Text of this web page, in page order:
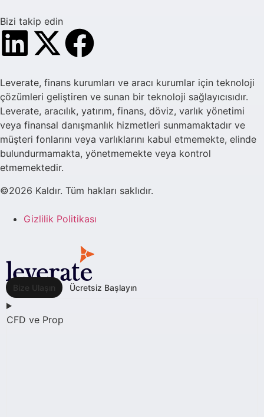
Bizi takip edin
Leverate, finans kurumları ve aracı kurumlar için teknoloji
çözümleri geliştiren ve sunan bir teknoloji sağlayıcısıdır.
Leverate, aracılık, yatırım, finans, döviz, varlık yönetimi
veya finansal danışmanlık hizmetleri sunmamaktadır ve
müşteri fonlarını veya varlıklarını kabul etmemekte, elinde
bulundurmamakta, yönetmemekte veya kontrol
etmemektedir.
©2026 Kaldır. Tüm hakları saklıdır.
Gizlilik Politikası
Bize Ulaşın Ücretsiz Başlayın
CFD ve Prop